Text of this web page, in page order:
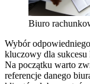
Biuro
Wybór
kluczowy dla
Na początku warto
referencje danego